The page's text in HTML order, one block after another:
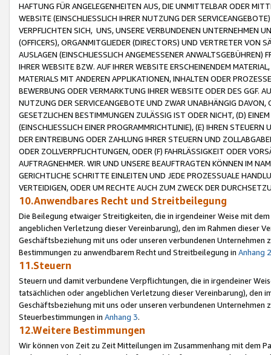
HAFTUNG FÜR ANGELEGENHEITEN AUS, DIE UNMITTELBAR ODER
WEBSITE (EINSCHLIESSLICH IHRER NUTZUNG DER
VERPFLICHTEN SICH, UNS, UNSERE VERBUNDENEN UNTERNEHMEN
(OFFICERS), ORGANMITGLIEDER (DIRECTORS) UND VERTRETER VON
AUSLAGEN (EINSCHLIESSLICH ANGEMESSENER
IHRER WEBSITE BZW. AUF IHRER WEBSITE ERSCHEINENDEM
MATERIALS MIT ANDEREN APPLIKATIONEN, INHALTEN ODER
BEWERBUNG ODER VERMARKTUNG IHRER WEBSITE ODER DES GGF.
NUTZUNG DER SERVICEANGEBOTE UND ZWAR UNABHÄNGIG
GESETZLICHEN BESTIMMUNGEN ZULÄSSIG IST ODER NICHT, (D)
(EINSCHLIESSLICH EINER PROGRAMMRICHTLINIE), (E) IHREN
DER EINTREIBUNG ODER ZAHLUNG IHRER STEUERN UND
ODER ZOLLVERPFLICHTUNGEN, ODER (F) FAHRLÄSSIGKEIT ODER
AUFTRAGNEHMER. WIR UND UNSERE BEAUFTRAGTEN KÖNNEN IM
GERICHTLICHE SCHRITTE EINLEITEN UND JEDE PROZESSUALE
VERTEIDIGEN, ODER UM RECHTE AUCH ZUM ZWECK DER
10.Anwendbares Recht und Streitbeilegung
Die Beilegung etwaiger Streitigkeiten, die in irgendeiner Weise mit
angeblichen Verletzung dieser Vereinbarung), den im Rahmen dieser
Geschäftsbeziehung mit uns oder unseren verbundenen
Bestimmungen zu anwendbarem Recht und Streitbeilegung in Anhang 2
11.Steuern
Steuern und damit verbundene Verpflichtungen, die in irgendeiner
tatsächlichen oder angeblichen Verletzung dieser Vereinbarung), den
Geschäftsbeziehung mit uns oder unseren verbundenen
Steuerbestimmungen in Anhang 3.
12.Weitere Bestimmungen
Wir können von Zeit zu Zeit Mitteilungen im Zusammenhang mit dem